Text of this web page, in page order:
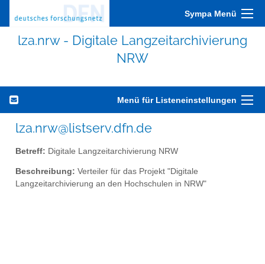
Sympa Menü
lza.nrw - Digitale Langzeitarchivierung
NRW
Menü für Listeneinstellungen
lza.nrw@listserv.dfn.de
Betreff: Digitale Langzeitarchivierung NRW
Beschreibung: Verteiler für das Projekt "Digitale
Langzeitarchivierung an den Hochschulen in NRW"